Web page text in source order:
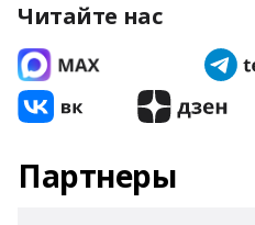
Читайте нас
Партнеры